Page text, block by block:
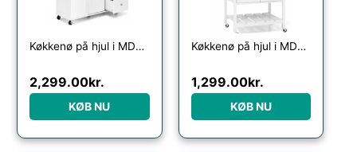
Køkkenø på hjul i MDF og rustfri stål H91,5 x B113,5 – 135 x D45,5 cm – Hvid/Stål
2,299.00kr.
KØB NU
Køkkenø på hjul i MDF og gummitræ H90 x B73 x D48 cm – Hvid/Natur
1,299.00kr.
KØB NU